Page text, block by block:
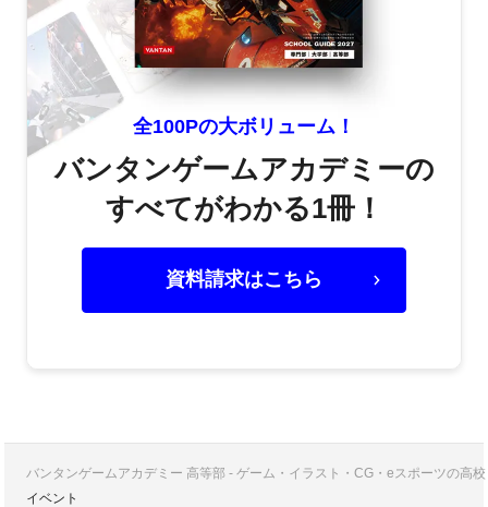
全100Pの大ボリューム！
バンタンゲームアカデミーの
すべてがわかる1冊！
資料請求はこちら
バンタンゲームアカデミー 高等部 - ゲーム・イラスト・CG・eスポーツの高
イベント